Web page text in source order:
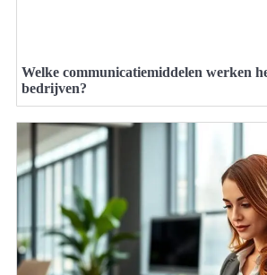
Welke communicatiemiddelen werken
bedrijven?